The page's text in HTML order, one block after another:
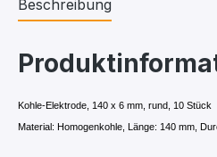
Beschreibung
Kohle-Elektrode, 140 x 6 mm, rund, 10 Stück
Material: Homogenkohle, Länge: 140 mm,